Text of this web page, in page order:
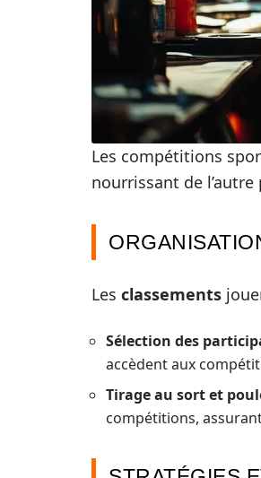
Les compétitions
nourrissant de
Les classements
Sélection des
accèdent aux
Tirage au sort et
compétitions,